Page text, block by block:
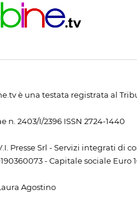
è una testata registrata al
n. 2403/I/2396 ISSN 2724-1440
Presse Srl - Servizi integrati di
- Capitale sociale Euro
Agostino